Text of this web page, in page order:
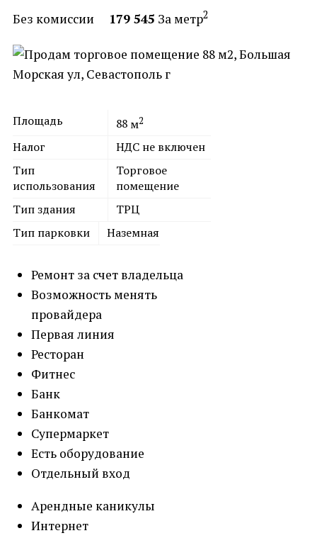
Без комиссии 179 545 За метр2
Площадь 88 м2
Налог
НДС не включен
Тип
использования
Торговое
помещение
Тип здания
ТРЦ
Тип парковки
Наземная
Ремонт за счет владельца
Возможность менять
провайдера
Первая линия
Ресторан
Фитнес
Банк
Банкомат
Супермаркет
Есть оборудование
Отдельный вход
Арендные каникулы
Интернет